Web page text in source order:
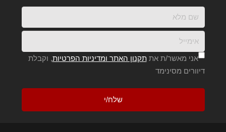
אני מאשר/ת אתתקנון האתר ומדיניות הפרטיות, וקבלת
דיוורים מסינימד